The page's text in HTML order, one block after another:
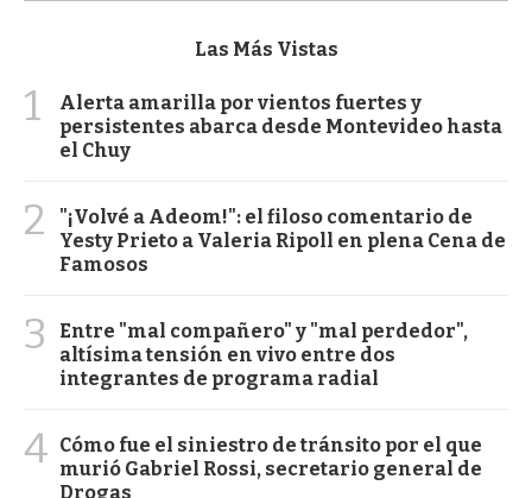
Las Más Vistas
1
Alerta amarilla por vientos fuertes y
persistentes abarca desde Montevideo hasta
el Chuy
2
"¡Volvé a Adeom!": el filoso comentario de
Yesty Prieto a Valeria Ripoll en plena Cena de
Famosos
3
Entre "mal compañero" y "mal perdedor",
altísima tensión en vivo entre dos
integrantes de programa radial
4 Cómo fue el siniestro de tránsito por el que
murió Gabriel Rossi, secretario general de
Drogas